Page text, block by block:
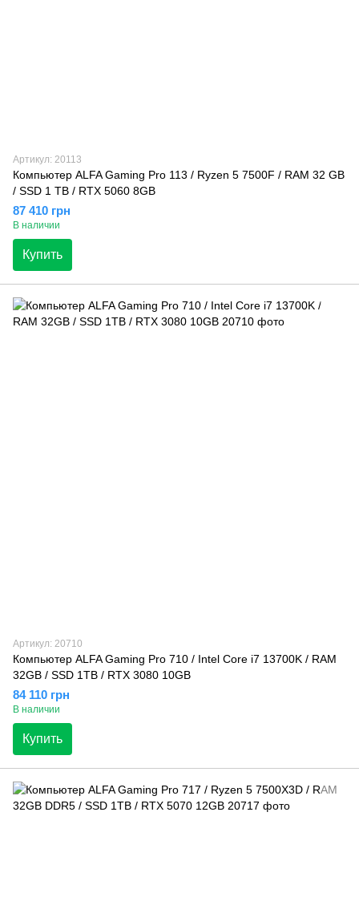
Артикул: 20113
Компьютер ALFA Gaming Pro 113 / Ryzen 5 7500F / RAM 32 GB
/ SSD 1 TB / RTX 5060 8GB
87 410 грн
В наличии
Купить
Артикул: 20710
Компьютер ALFA Gaming Pro 710 / Intel Core i7 13700K / RAM
32GB / SSD 1TB / RTX 3080 10GB
84 110 грн
В наличии
Купить